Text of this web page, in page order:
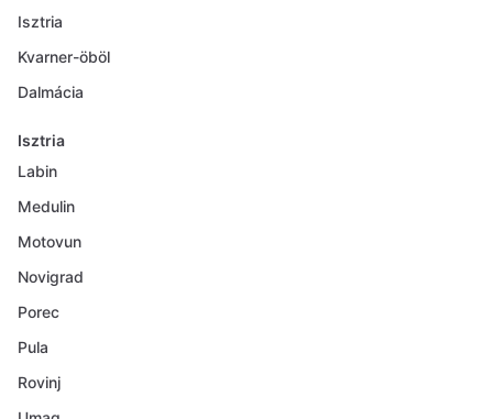
Isztria
Kvarner-öböl
Dalmácia
Isztria
Labin
Medulin
Motovun
Novigrad
Porec
Pula
Rovinj